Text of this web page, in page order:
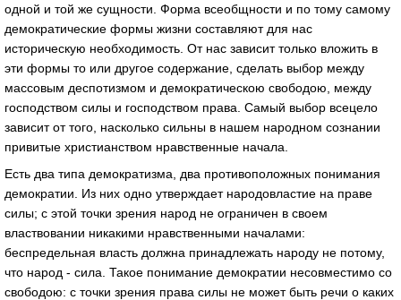
одной и той же сущности. Форма всеобщности и по тому самому
демократические формы жизни составляют для нас
историческую необходимость. От нас зависит только вложить в
эти формы то или другое содержание, сделать выбор между
массовым деспотизмом и демократическою свободою, между
господством силы и господством права. Самый выбор всецело
зависит от того, насколько сильны в нашем народном сознании
привитые христианством нравственные начала.
Есть два типа демократизма, два противоположных понимания
демократии. Из них одно утверждает народовластие на праве
силы; с этой точки зрения народ не ограничен в своем
властвовании никакими нравственными началами:
беспредельная власть должна принадлежать народу не потому,
что народ - сила. Такое понимание демократии несовместимо со
свободою: с точки зрения права силы не может быть речи о каких